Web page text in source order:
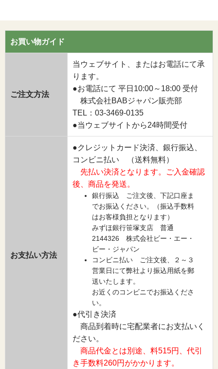
お買い物ガイド
ご注文方法
当ウェブサイト、またはお電話にて承
ります。
●お電話にて 平日10:00～18:00 受付
株式会社BABジャパン販売部
TEL：03-3469-0135
●当ウェブサイトから24時間受付
お支払い方法
●クレジットカード決済、銀行振込、
コンビニ払い （送料無料）
先払い決済となります。ご入金確認
後、商品を発送。
銀行振込 ご注文後、下記口座ま
でお振込ください。（振込手数料
はお客様負担となります）
みずほ銀行笹塚支店 普通
2144326 株式会社ビー・エー・
ビー・ジャパン
コンビニ払い ご注文後、２～３
営業日にて弊社より振込用紙を郵
送いたします。
お近くのコンビニでお振込くださ
い。
●代引き決済
商品到着時に宅配業者にお支払いく
ださい。
商品代金とは別途、料515円、代引
き手数料260円がかかります。